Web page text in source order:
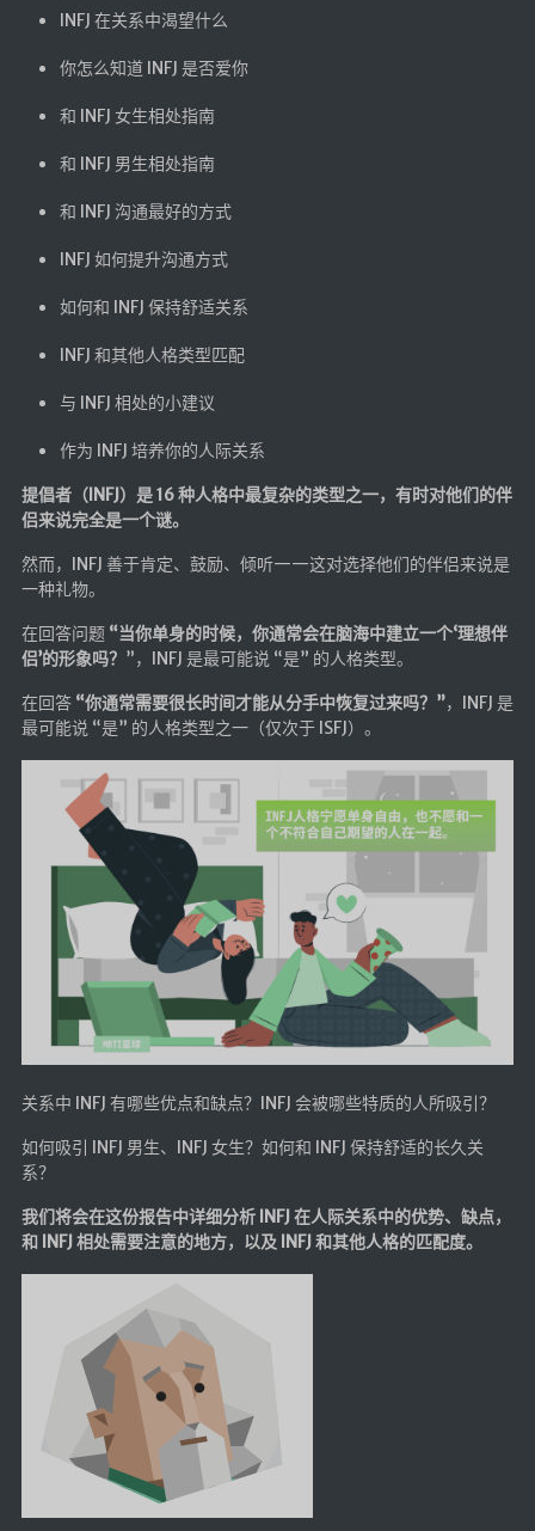
INFJ 在关系中渴望什么
你怎么知道 INFJ 是否爱你
和 INFJ 女生相处指南
和 INFJ 男生相处指南
和 INFJ 沟通最好的方式
INFJ 如何提升沟通方式
如何和 INFJ 保持舒适关系
INFJ 和其他人格类型匹配
与 INFJ 相处的小建议
作为 INFJ 培养你的人际关系
提倡者（INFJ）是 16 种人格中最复杂的类型之一，有时对他们的伴
侣来说完全是一个谜。
然而，INFJ 善于肯定、鼓励、倾听——这对选择他们的伴侣来说是
一种礼物。
在回答问题 “当你单身的时候，你通常会在脑海中建立一个‘理想伴
侣’的形象吗？ ”，INFJ 是最可能说 “是” 的人格类型。
在回答 “你通常需要很长时间才能从分手中恢复过来吗？”，INFJ 是
最可能说 “是” 的人格类型之一（仅次于 ISFJ）。
关系中 INFJ 有哪些优点和缺点？INFJ 会被哪些特质的人所吸引？
如何吸引 INFJ 男生、INFJ 女生？如何和 INFJ 保持舒适的长久关
系？
我们将会在这份报告中详细分析 INFJ 在人际关系中的优势、缺点，
和 INFJ 相处需要注意的地方，以及 INFJ 和其他人格的匹配度。
在线影视 备用2
英美日韩剧
在线影视新增
电影下载
视频教程
直播聚合
盒子软件
盒子软件国内下载
软件接口
🎵音乐播放
器
随便听听
音乐下载
音乐下载2
音乐播放下载
音乐下载备用一
音乐下载备用二
音乐下载备用三
无损音乐下载
mv下载
Beats Per Minute
知乎付费文章
Markdown学习
LaTeX公式编辑器
乐理学习
ffmpeg学习
VIP资源下载
字帖生成
全历史
发现中国